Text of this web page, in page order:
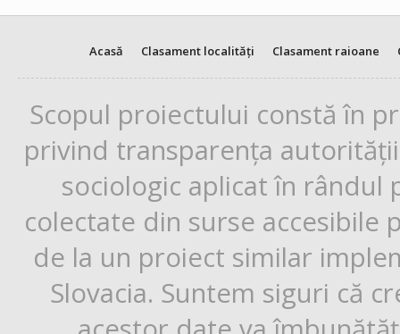
Acasă Clasament localități Clasament raioane
Scopul proiectului constă în
privind transparența
sociologic aplicat în rândul
colectate din surse
de la un proiect similar
Slovacia. Suntem siguri că